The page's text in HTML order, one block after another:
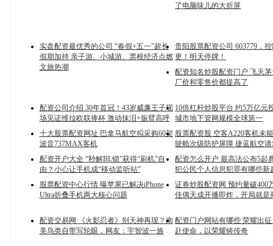
了电脑味儿的大折屏
实盘配资最优秀的公司 “春假+五一”超长
假期加持 亲子游、小城游、票根经济点燃
文旅热潮
贵阳股票配资公司 603779，
更！明天停牌！
配资知名炒股配资门户 飞天
厂价和零售价都提高了
配资公司介绍 30年首冠！43岁威廉王子现
场见证维拉欧联捧杯 激动抹泪+振臂高呼
10倍杠杆炒股平台 约5万亿元
城市地下管网规模全球第一
十大股票配资网址 巴拿马航空拟采购60架
波音737MAX客机
股票配资股 空客A220客机未
驶舱次级防护屏障 捷蓝航空
配资开户大全 “秒解BL锁”获得“刷机”自
由？小心让手机成“移动监听站”
配资怎么开户 最高法公布5起
犯公民个人信息犯罪有哪些新
股票配资中心行情 曝苹果已解决iPhone
Ultra折叠手机两大核心问题
证券炒股配资网 预约量破400
佳偶天成开播即炸，开局就是
配资交易网 《火影忍者》别天神再现？南
美鸟类自带写轮眼，网友：宇智波一族
配资门户网站有哪些 荣耀出
赴使命，以荣耀铸传奇